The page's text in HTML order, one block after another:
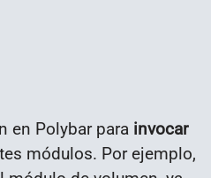
en Polybar para invocar
módulos. Por ejemplo,